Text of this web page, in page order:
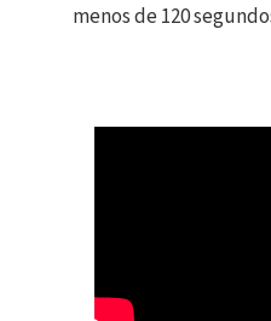
menos de 120